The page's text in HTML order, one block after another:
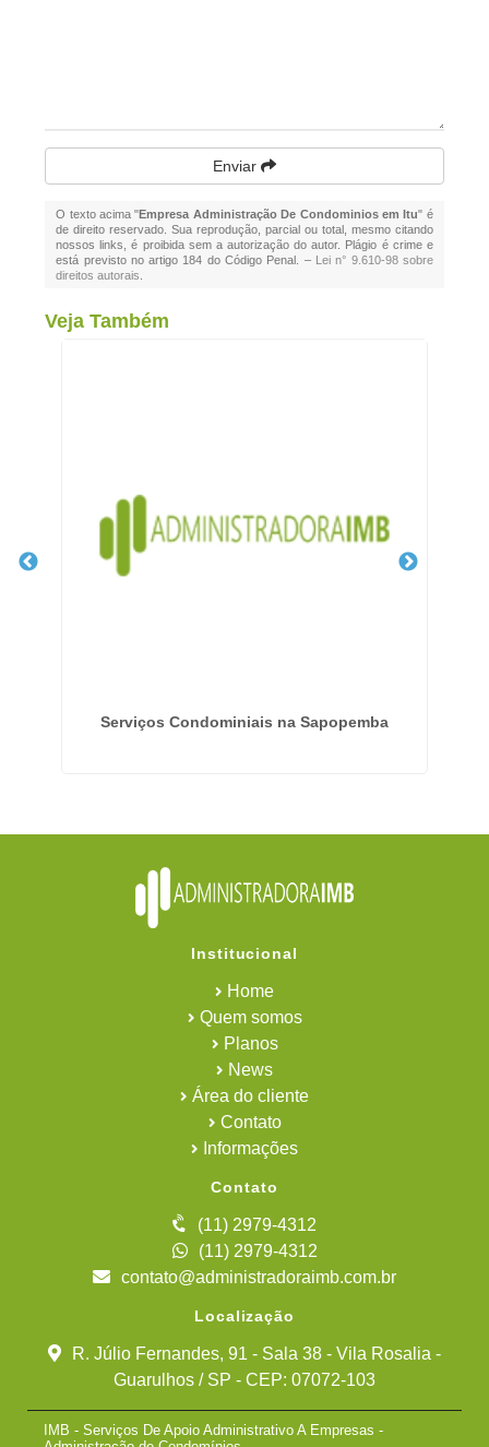
Enviar
O texto acima "Empresa Administração De Condominios em Itu" é
de direito reservado. Sua reprodução, parcial ou total, mesmo citando
nossos links, é proibida sem a autorização do autor. Plágio é crime e
está previsto no artigo 184 do Código Penal. – Lei n° 9.610-98 sobre
direitos autorais
Veja Também
Serviços Condominiais na Sapopemba
Institucional
Home
Quem somos
Planos
News
Área do cliente
Contato
Informações
Contato
(11) 2979-4312
(11) 2979-4312
contato@administradoraimb.com.br
Localização
R. Júlio Fernandes, 91 - Sala 38 - Vila Rosalia -
Guarulhos / SP - CEP: 07072-103
IMB - Serviços De Apoio Administrativo A Empresas -